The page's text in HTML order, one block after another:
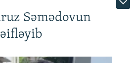
Səmədovun